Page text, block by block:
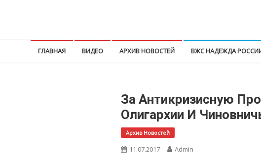
ГЛАВНАЯ ВИДЕО АРХИВ НОВОСТЕЙ ВЖС НАДЕЖДА
За Антикризисную
Олигархии И
Архив Новостей
11.07.2017 Admin